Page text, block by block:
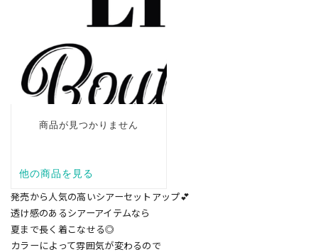
発売から人気の高いシアーセットアップ💕
透け感のあるシアーアイテムなら
夏まで長く着こなせる◎
カラーによって雰囲気が変わるので